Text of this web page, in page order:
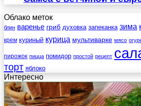
Облако меток
блин варенье гриб духовка запеканка зима
крем куриный курица мультиварке мясо
пирожок пицца помидор простой рецепт
торт яблоко
Интересно